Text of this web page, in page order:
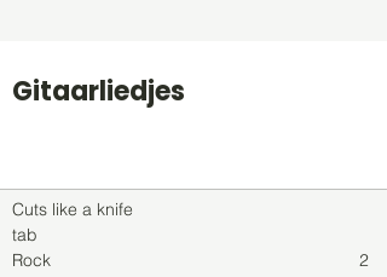
Gitaarliedjes
Cuts like a knife
tab
Rock
2